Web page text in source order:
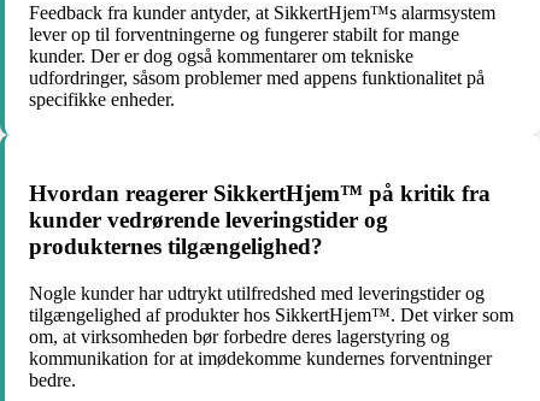
Feedback fra kunder antyder, at SikkertHjem™s alarmsystem
lever op til forventningerne og fungerer stabilt for mange
kunder. Der er dog også kommentarer om tekniske
udfordringer, såsom problemer med appens funktionalitet på
specifikke enheder.
Hvordan reagerer SikkertHjem™ på kritik fra
kunder vedrørende leveringstider og
produkternes tilgængelighed?
Nogle kunder har udtrykt utilfredshed med leveringstider og
tilgængelighed af produkter hos SikkertHjem™. Det virker som
om, at virksomheden bør forbedre deres lagerstyring og
kommunikation for at imødekomme kundernes forventninger
bedre.